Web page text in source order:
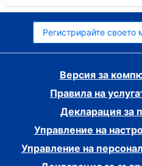
Регистрирайте своето
Версия за
Правила на
Декларация за
Управление на
Управление на